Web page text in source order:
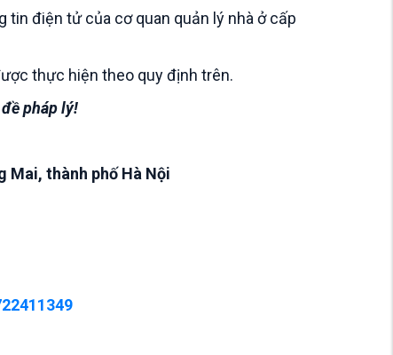
điện tử của cơ quan quản lý nhà ở cấp
thực hiện theo quy định trên.
pháp lý!
Mai, thành phố Hà Nội